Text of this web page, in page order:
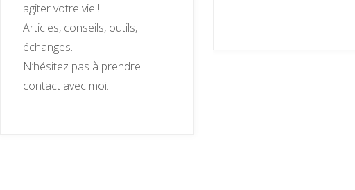
agiter votre vie !
Articles, conseils, outils,
échanges.
N’hésitez pas à prendre
contact avec moi.